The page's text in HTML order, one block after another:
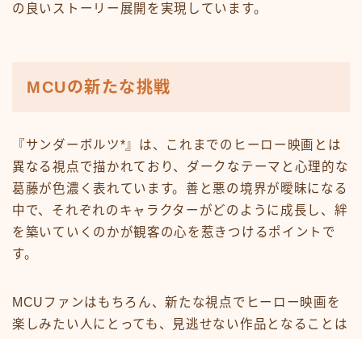
の良いストーリー展開を実現しています。
MCUの新たな挑戦
『サンダーボルツ*』は、これまでのヒーロー映画とは
異なる視点で描かれており、ダークなテーマと心理的な
葛藤が色濃く表れています。善と悪の境界が曖昧になる
中で、それぞれのキャラクターがどのように成長し、絆
を築いていくのかが観客の心を惹きつけるポイントで
す。
MCUファンはもちろん、新たな視点でヒーロー映画を
楽しみたい人にとっても、見逃せない作品となることは